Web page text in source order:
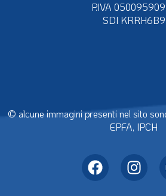
P.IVA
SDI KRRH6B9
© alcune immagini presenti nel sito
EPFA, IPCH